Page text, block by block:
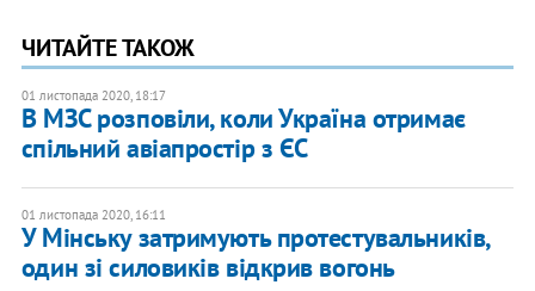
ЧИТАЙТЕ ТАКОЖ
01 листопада 2020, 18:17
В МЗС розповіли, коли Україна отримає
спільний авіапростір з ЄС
01 листопада 2020, 16:11
У Мінську затримують протестувальників,
один зі силовиків відкрив вогонь